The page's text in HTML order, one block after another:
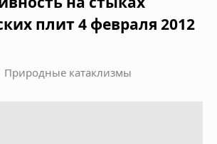
плит 4 февраля 2012
Природные катаклизмы